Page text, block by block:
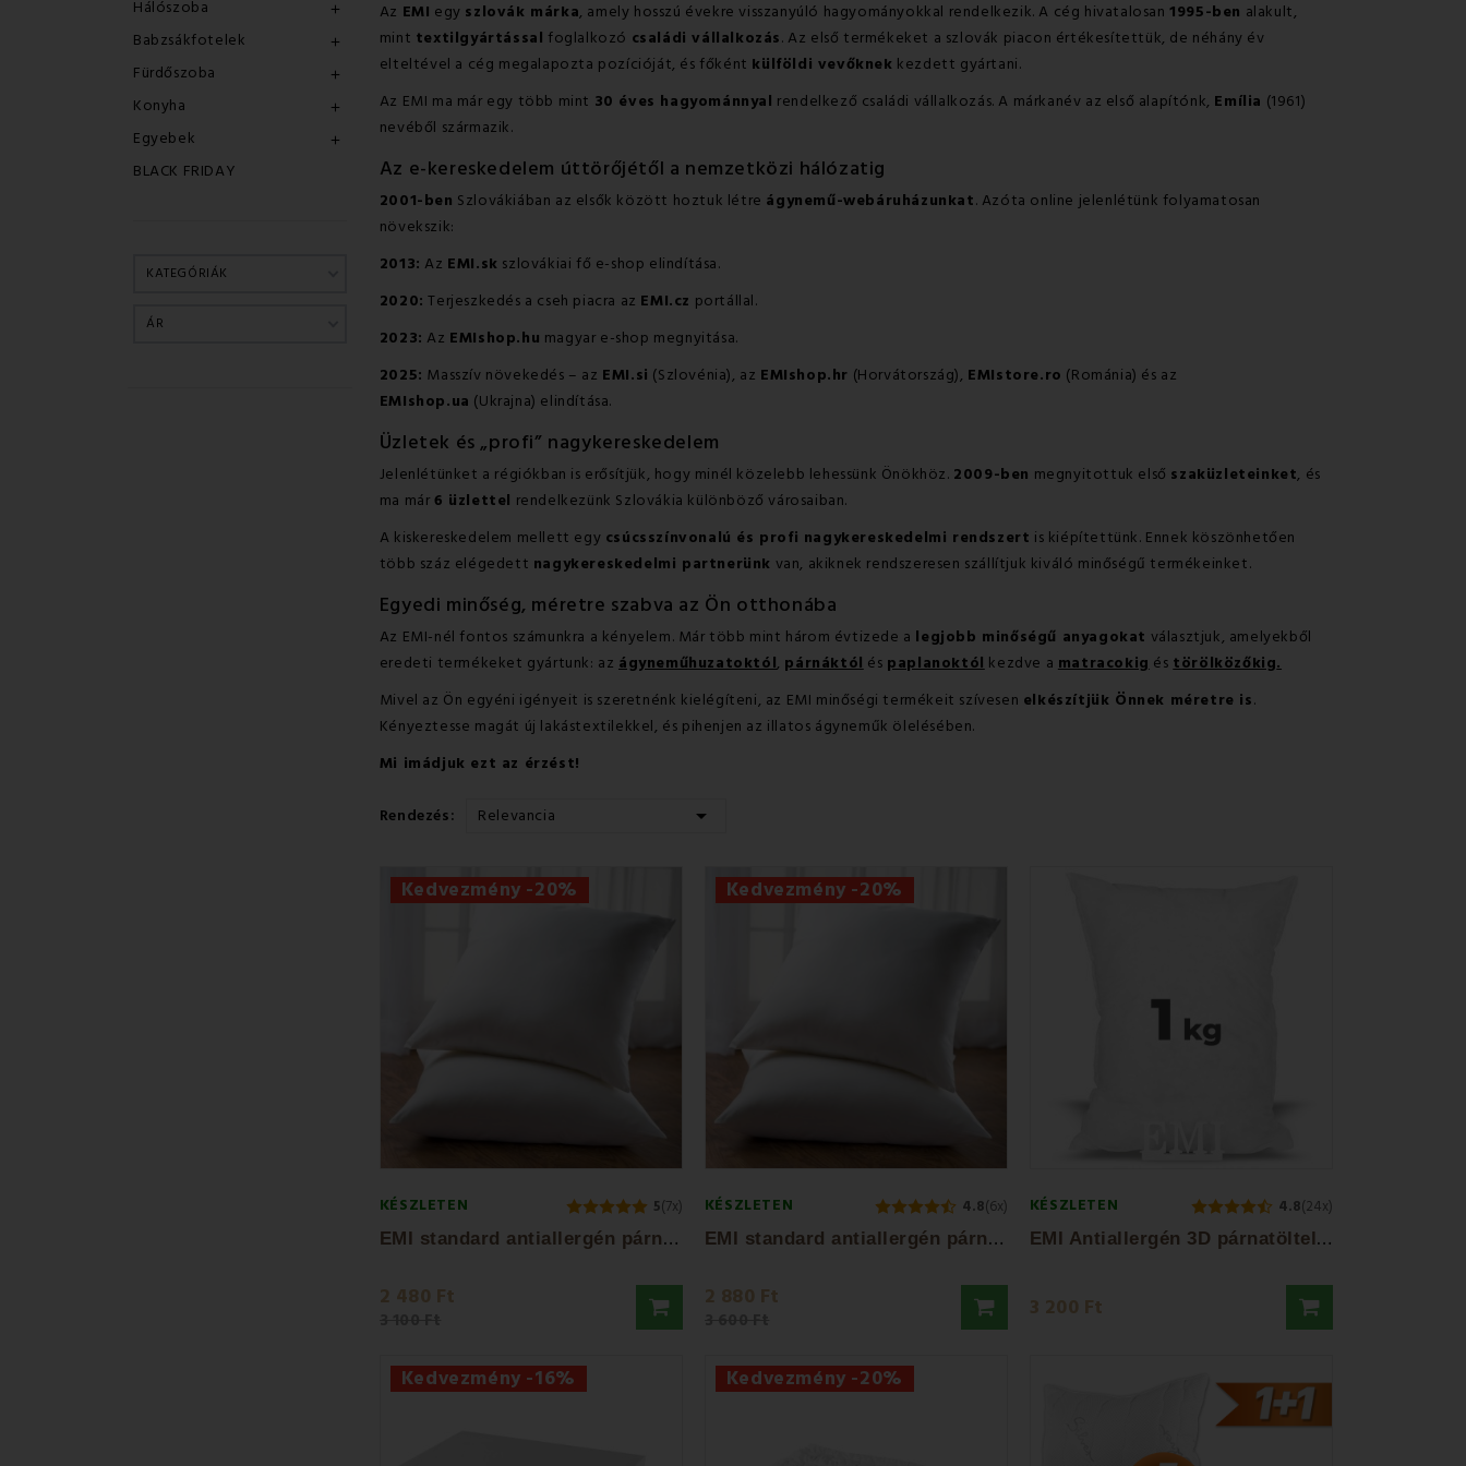
Hálószoba 
Babzsákfotelek 
Fürdőszoba 
Konyha 
Egyebek 
BLACK FRIDAY
KATEGÓRIÁK
ÁR
Az EMI egy szlovák márka, amely hosszú évekre visszanyúló hagyományokkal rendelkezik. A cég hivatalosan1995-ben alakult,
mint textilgyártással foglalkozó családi vállalkozás. Az első termékeket a szlovák piacon értékesítettük, de néhány év
elteltével a cég megalapozta pozícióját, és főként külföldi vevőknek kezdett gyártani.
Az EMI ma már egy több mint 30 éves hagyománnyal rendelkező családi vállalkozás. A márkanév az első alapítónk, Emília (1961)
nevéből származik.
Az e-kereskedelem úttörőjétől a nemzetközi hálózatig
2001-ben Szlovákiában az elsők között hoztuk létre ágynemű-webáruházunkat. Azóta online jelenlétünk folyamatosan
növekszik:
2013: Az EMI.sk szlovákiai fő e-shop elindítása.
2020: Terjeszkedés a cseh piacra az EMI.cz portállal.
2023: Az EMIshop.hu magyar e-shop megnyitása.
2025: Masszív növekedés – az EMI.si (Szlovénia), az EMIshop.hr (Horvátország), EMIstore.ro (Románia) és az
EMIshop.ua (Ukrajna) elindítása.
Üzletek és „profi” nagykereskedelem
Jelenlétünket a régiókban is erősítjük, hogy minél közelebb lehessünk Önökhöz. 2009-ben megnyitottuk első szaküzleteinket, és
ma már 6 üzlettel rendelkezünk Szlovákia különböző városaiban.
A kiskereskedelem mellett egy csúcsszínvonalú és profi nagykereskedelmi rendszert is kiépítettünk. Ennek köszönhetően
több száz elégedett nagykereskedelmi partnerünk van, akiknek rendszeresen szállítjuk kiváló minőségű termékeinket.
Egyedi minőség, méretre szabva az Ön otthonába
Az EMI-nél fontos számunkra a kényelem. Már több mint három évtizede a legjobb minőségű anyagokat választjuk, amelyekből
eredeti termékeket gyártunk: az ágyneműhuzatoktól, párnáktólés paplanoktólkezdve a matracokigéstörölközőkig.
Mivel az Ön egyéni igényeit is szeretnénk kielégíteni, az EMI minőségi termékeit szívesen elkészítjük Önnek méretre is.
Kényeztesse magát új lakástextilekkel, és pihenjen az illatos ágyneműk ölelésében.
Mi imádjuk ezt az érzést!
Rendezés: Relevancia 
Kedvezmény -20%
KÉSZLETEN 5(7x)
E
MI standard antiallergén párna 40x40 cm
2 480 Ft
Kedvezmény -20%
KÉSZLETEN 4.8(6x)
E
MI standard antiallergén párna 45x45 cm
2 880 Ft
KÉSZLETEN 4.8(24x)
E
MI Antiallergén 3D párnatöltelék 1000 g
3 200 Ft
Kedvezmény -16% Kedvezmény -20%